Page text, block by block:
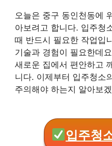
오늘은 중구 동인천동에
아보려고 합니다. 입주청
때 반드시 필요한 작업입
기술과 경험이 필요한데
새로운 집에서 편안하고
니다. 이제부터 입주청소
주의해야 하는지 알아보
입주청